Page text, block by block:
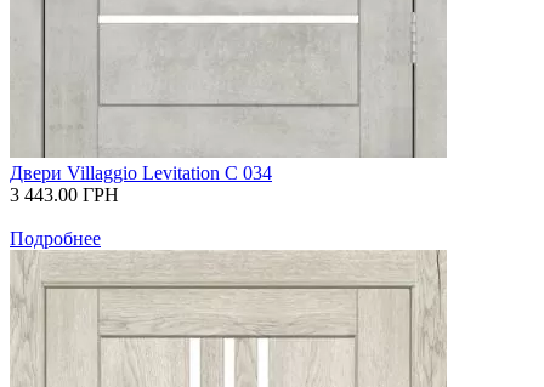
Двери Villaggio Levitation С 034
3 443.00 ГРН
Подробнее